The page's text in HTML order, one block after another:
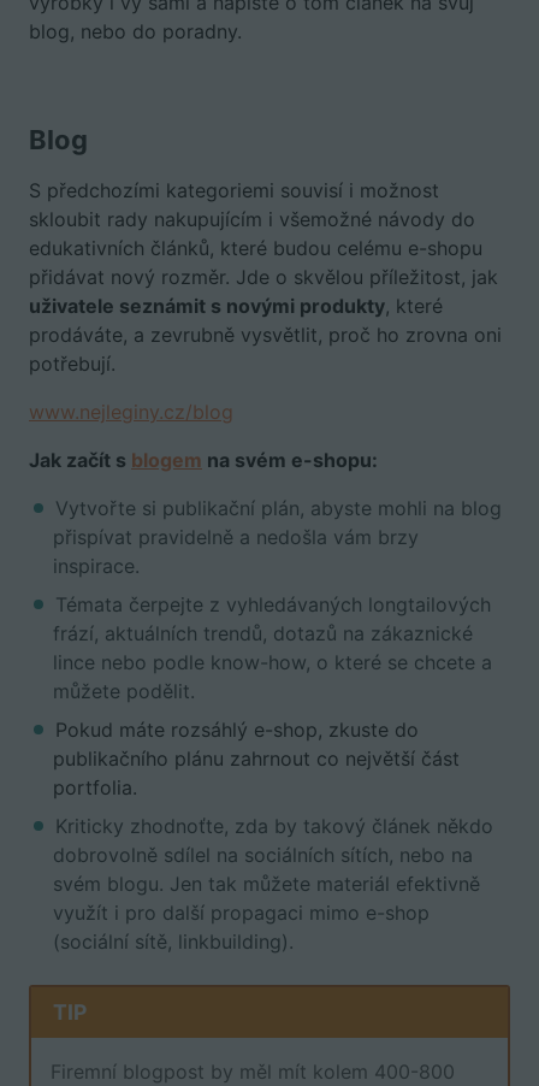
blog, nebo do poradny.
Blog
S předchozími kategoriemi souvisí i možnost
skloubit rady nakupujícím i všemožné návody do
edukativních článků, které budou celému e-shopu
přidávat nový rozměr. Jde o skvělou příležitost, jak
uživatele seznámit s novými produkty, které
prodáváte, a zevrubně vysvětlit, proč ho zrovna oni
potřebují.
www.nejleginy.cz/blog
Jak začít s blogem na svém e-shopu:
Vytvořte si publikační plán, abyste mohli na blog
přispívat pravidelně a nedošla vám brzy
inspirace.
Témata čerpejte z vyhledávaných longtailových
frází, aktuálních trendů, dotazů na zákaznické
lince nebo podle know-how, o které se chcete a
můžete podělit.
Pokud máte rozsáhlý e-shop, zkuste do
publikačního plánu zahrnout co největší část
portfolia.
Kriticky zhodnoťte, zda by takový článek někdo
dobrovolně sdílel na sociálních sítích, nebo na
svém blogu. Jen tak můžete materiál efektivně
využít i pro další propagaci mimo e-shop
(sociální sítě, linkbuilding).
TIP
Firemní blogpost by měl mít kolem 400-800